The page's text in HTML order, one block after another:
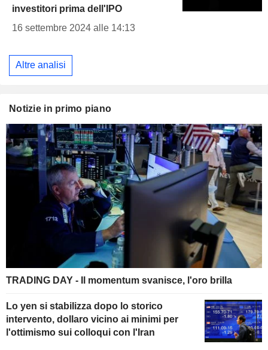
investitori prima dell'IPO
16 settembre 2024 alle 14:13
Altre analisi
Notizie in primo piano
TRADING DAY - Il momentum svanisce, l'oro brilla
Lo yen si stabilizza dopo lo storico
intervento, dollaro vicino ai minimi per
l'ottimismo sui colloqui con l'Iran